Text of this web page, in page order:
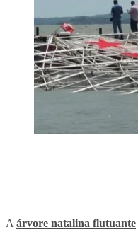
A árvore natalina flutuante